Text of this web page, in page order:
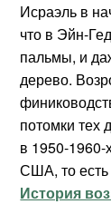
Исраэль в
что в Эйн-
пальмы, и
дерево.
потомки тех
в 1950-
США, то есть
История